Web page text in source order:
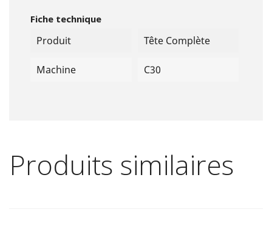
Fiche technique
Produit Tête Complète
Machine C30
Produits similaires